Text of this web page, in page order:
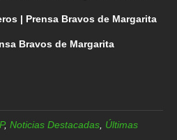
| Prensa Bravos de Margarita
Bravos de Margarita
, Noticias Destacadas Últimas